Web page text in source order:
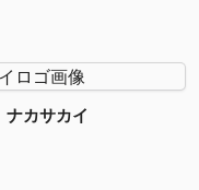
ナカサカイ